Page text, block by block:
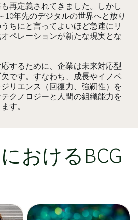
再定義されてきました。しかし
10年先のデジタルの世界へと放り
ちにと言ってよいほど急速にリ
ペレーションが新たな現実とな
するために、企業は未来対応型
です。すなわち、成長やイノベ
リエンス（回復力、強靭性）を
クノロジーと人間の組織能力を
す。
おけるBCG